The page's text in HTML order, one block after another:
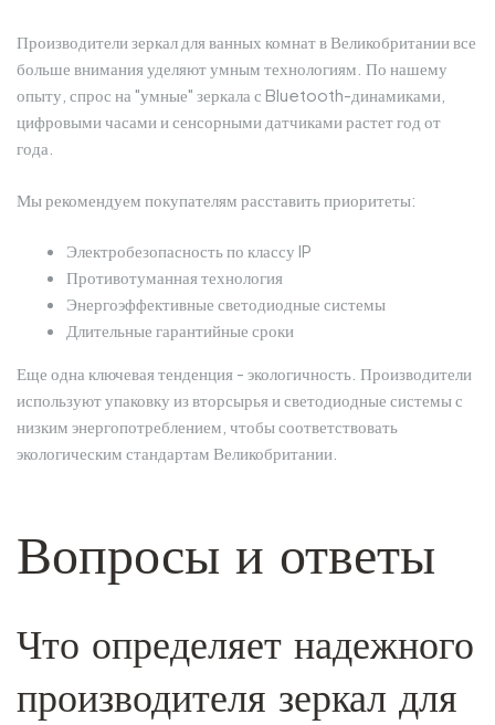
Производители зеркал для ванных комнат в Великобритании все
больше внимания уделяют умным технологиям. По нашему
опыту, спрос на "умные" зеркала с Bluetooth-динамиками,
цифровыми часами и сенсорными датчиками растет год от
года.
Мы рекомендуем покупателям расставить приоритеты:
Электробезопасность по классу IP
Противотуманная технология
Энергоэффективные светодиодные системы
Длительные гарантийные сроки
Еще одна ключевая тенденция - экологичность. Производители
используют упаковку из вторсырья и светодиодные системы с
низким энергопотреблением, чтобы соответствовать
экологическим стандартам Великобритании.
Вопросы и ответы
Что определяет надежного
производителя зеркал для